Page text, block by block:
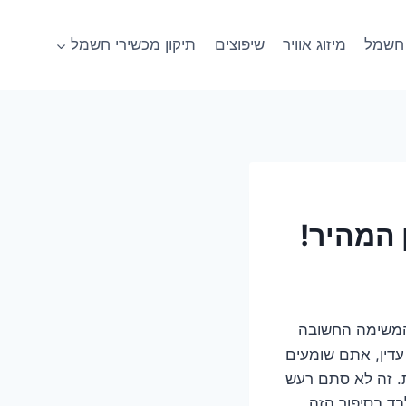
חשמל מיזוג אוויר שיפוצים תיקון מכשירי חשמל
המהיר!
החשובה
אתם שומעים
זה לא סתם רעש